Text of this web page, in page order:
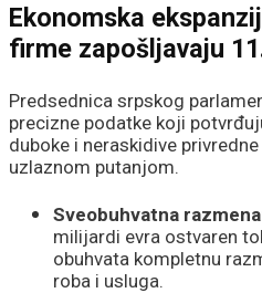
Ekonomska
firme zapošljavaju
Predsednica srpskog
precizne podatke koji
duboke i neraskidive
uzlaznom putanjom.
Sveobuhvatna
milijardi evra ostvaren
obuhvata kompletnu
roba i usluga.